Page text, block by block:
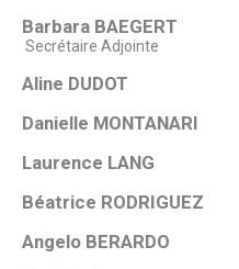
Barbara BAEGERT
Secrétaire Adjointe
Aline DUDOT
Danielle MONTANARI
Laurence LANG
Béatrice RODRIGUEZ
Angelo BERARDO